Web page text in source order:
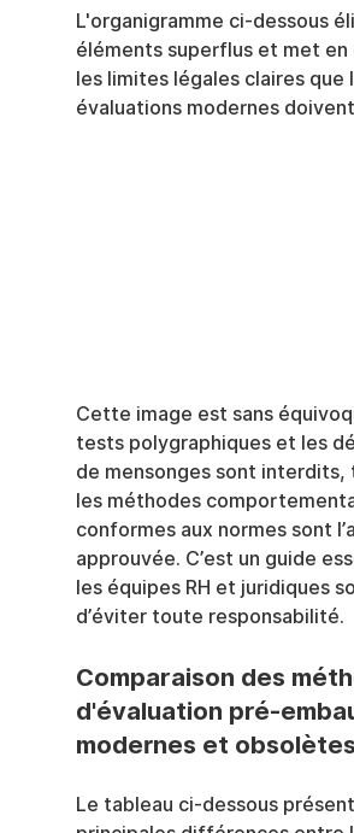
L'organigramme ci-dessous
éléments superflus et met en
les limites légales claires que
évaluations modernes
Cette image est sans
tests polygraphiques et les
de mensonges sont interdits,
les méthodes
conformes aux normes sont
approuvée. C’est un guide
les équipes RH et juridiques
d’éviter toute responsabilité.
Comparaison des
d'évaluation pré-
modernes et obsolètes
Le tableau ci-dessous